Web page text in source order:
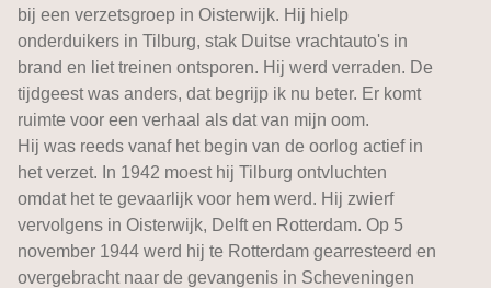
bij een verzetsgroep in Oisterwijk. Hij hielp
onderduikers in Tilburg, stak Duitse vrachtauto's in
brand en liet treinen ontsporen. Hij werd verraden. De
tijdgeest was anders, dat begrijp ik nu beter. Er komt
ruimte voor een verhaal als dat van mijn oom.
Hij was reeds vanaf het begin van de oorlog actief in
het verzet. In 1942 moest hij Tilburg ontvluchten
omdat het te gevaarlijk voor hem werd. Hij zwierf
vervolgens in Oisterwijk, Delft en Rotterdam. Op 5
november 1944 werd hij te Rotterdam gearresteerd en
overgebracht naar de gevangenis in Scheveningen